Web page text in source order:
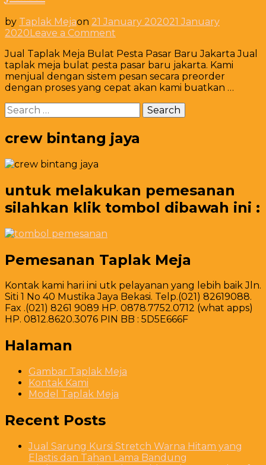
by Taplak Mejaon 21 January 202021 January
2020Leave a Comment
Taplak
Meja
Bulat
Pesta
Pasar
Jual Taplak Meja Bulat Pesta Pasar Baru Jakarta Jual
taplak meja bulat pesta pasar baru jakarta. Kami
menjual dengan sistem pesan secara preorder
dengan proses yang cepat akan kami buatkan …
Search
for:
crew bintang jaya
untuk melakukan pemesanan
silahkan klik tombol dibawah ini :
Pemesanan Taplak Meja
Kontak kami hari ini utk pelayanan yang lebih baik Jln.
Siti 1 No 40 Mustika Jaya Bekasi. Telp.(021) 82619088.
Fax .(021) 8261 9089 HP. 0878.7752.0712 (what apps)
HP. 0812.8620.3076 PIN BB : 5D5E666F
Halaman
Gambar Taplak Meja
Kontak Kami
Model Taplak Meja
Recent Posts
Jual Sarung Kursi Stretch Warna Hitam yang
Elastis dan Tahan Lama Bandung